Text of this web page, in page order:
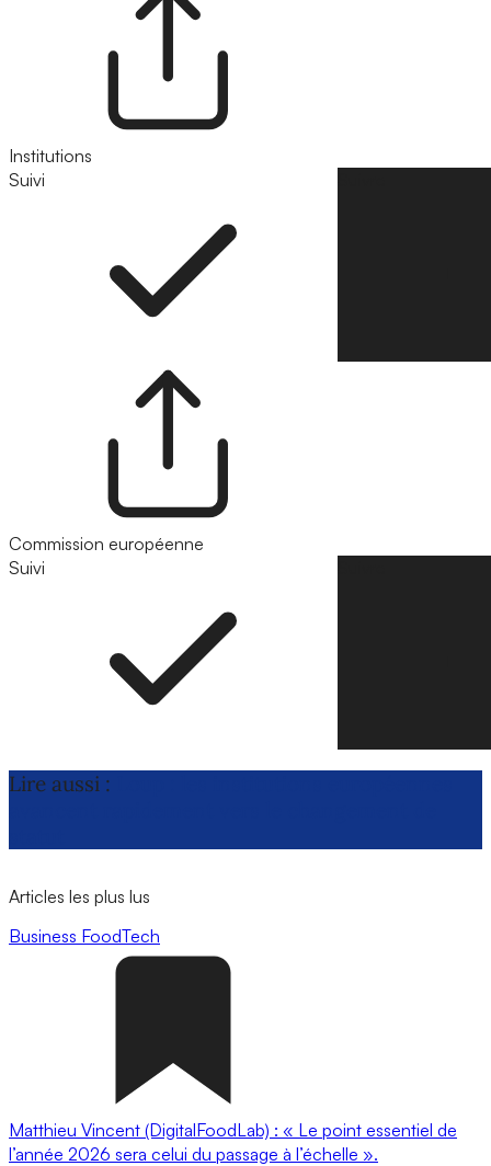
Institutions
Suivi
Commission européenne
Suivi
Lire aussi :
Articles les plus lus
Business FoodTech
Matthieu Vincent (DigitalFoodLab) : « Le point essentiel de
l’année 2026 sera celui du passage à l’échelle ».